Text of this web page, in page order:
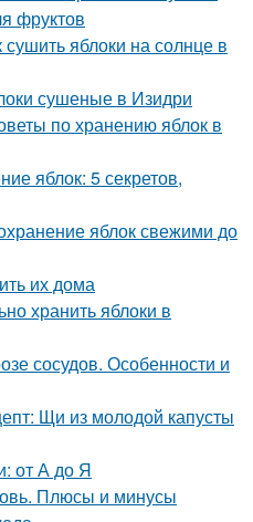
фруктов
яблоки на солнце в
сушеные в Изидри
по хранению яблок в
яблок: 5 секретов,
яблок свежими до
их дома
хранить яблоки в
сосудов. Особенности и
Щи из молодой капусты
от А до Я
Плюсы и минусы